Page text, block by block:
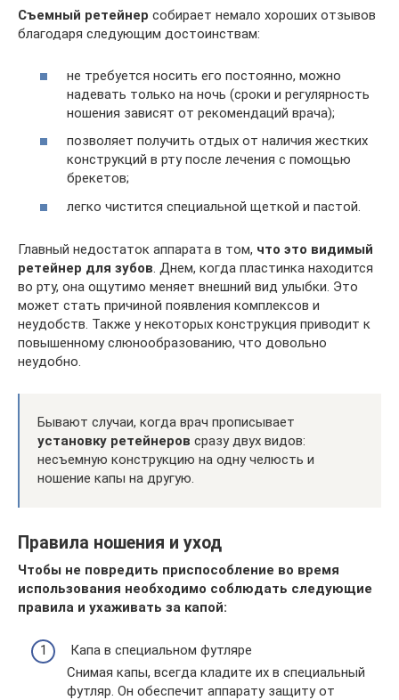
Съемный ретейнер собирает немало хороших отзывов
благодаря следующим достоинствам:
не требуется носить его постоянно, можно
надевать только на ночь (сроки и регулярность
ношения зависят от рекомендаций врача);
позволяет получить отдых от наличия жестких
конструкций в рту после лечения с помощью
брекетов;
легко чистится специальной щеткой и пастой.
Главный недостаток аппарата в том, что это видимый
ретейнер для зубов . Днем, когда пластинка находится
во рту, она ощутимо меняет внешний вид улыбки. Это
может стать причиной появления комплексов и
неудобств. Также у некоторых конструкция приводит к
повышенному слюнообразованию, что довольно
неудобно.
Бывают случаи, когда врач прописывает
установку ретейнеров сразу двух видов:
несъемную конструкцию на одну челюсть и
ношение капы на другую.
Правила ношения и уход
Чтобы не повредить приспособление во время
использования необходимо соблюдать следующие
правила и ухаживать за капой:
Капа в специальном футляре
Снимая капы, всегда кладите их в специальный
футляр. Он обеспечит аппарату защиту от